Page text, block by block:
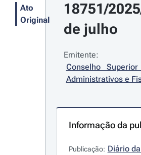
Ato
Original
18751/
de julho
Emitente:
Conselho
Administrativos e
Informação da
Publicação: Diário